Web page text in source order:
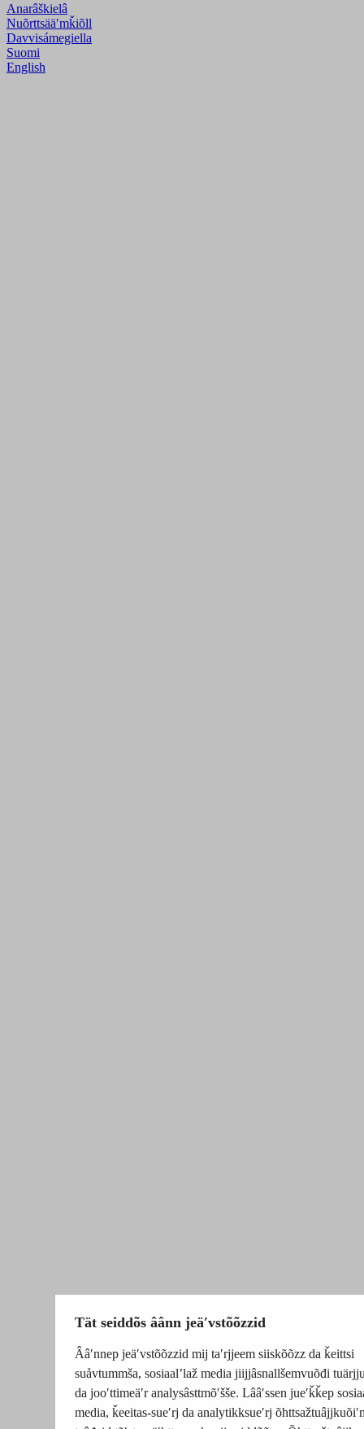
Tät seiddõs âânn jeäʹvstõõzzid
Ââʹnnep jeäʹvstõõzzid mij taʹrjjeem siiskõõzz da ǩeittsi
suåvtummša, sosiaalʼlaž media jiijjâsnallšemvuõđi
da jooʹttimeäʹr analysâsttmõʹšše. Lââʹssen jueʹǩǩep
media, ǩeeitas-sueʹrj da analytikksueʹrj
Anarâškielâ
Nuõrttsääʹmǩiõll
Davvisámegiella
Suomi
English